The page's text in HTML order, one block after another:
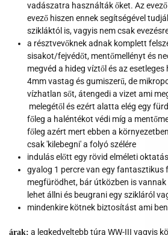
vadászatra használták őket. Az
evező hiszen ennek segítségével
szikláktól is, vagyis nem csak
a résztvevőknek adnak komplett
sisakot/fejvédőt, mentőmellényt és
megvéd a hideg víztől és az
4mm vastag és gumiszerű, de
vízhatlan sőt, átengedi a vizet ami
melegétől és ezért alatta elég egy
főleg a haléntékot védi míg a
főleg azért mert ebben a
csak 'kilebegni' a folyó szélére
indulás előtt egy rövid elméleti
gyalog 1 percre van egy fantasztikus
megfürödhet, bár útközben is vannak
lehet állni és beugrani egy szikláról
mindenkire kötnek biztosítást ami
árak: a legkedveltebb túra WW-III vagyis